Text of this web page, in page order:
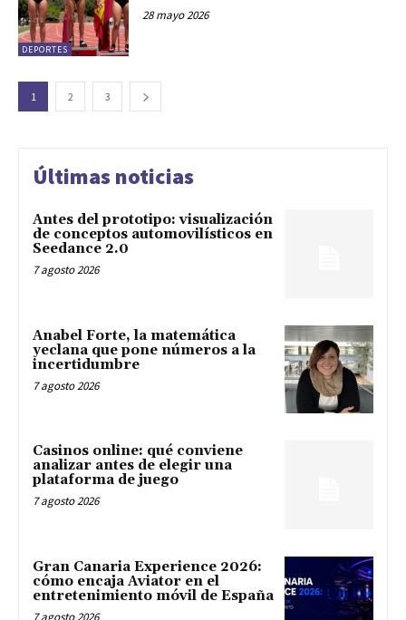
DEPORTES
28 mayo 2026
1 2 3
Últimas noticias
Antes del prototipo: visualización
de conceptos automovilísticos en
Seedance 2.0
7 agosto 2026
Anabel Forte, la matemática
yeclana que pone números a la
incertidumbre
7 agosto 2026
Casinos online: qué conviene
analizar antes de elegir una
plataforma de juego
7 agosto 2026
Gran Canaria Experience 2026:
cómo encaja Aviator en el
entretenimiento móvil de España